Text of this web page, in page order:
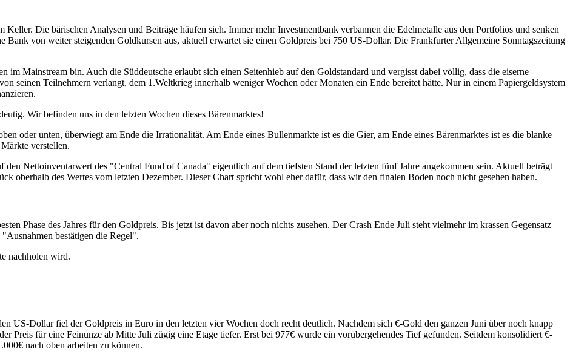
Die bärischen Analysen und Beiträge häufen sich. Immer mehr Investmentbank verbannen die Edelmetalle aus den Portfolios und senken
von weiter steigenden Goldkursen aus, aktuell erwartet sie einen Goldpreis bei 750 US-Dollar. Die Frankfurter Allgemeine Sonntagszeitung
im Mainstream bin. Auch die Süddeutsche erlaubt sich einen Seitenhieb auf den Goldstandard und vergisst dabei völlig, dass die eiserne
seinen Teilnehmern verlangt, dem 1.Weltkrieg innerhalb weniger Wochen oder Monaten ein Ende bereitet hätte. Nur in einem Papiergeldsystem
Wir befinden uns in den letzten Wochen dieses Bärenmarktes!
oder unten, überwiegt am Ende die Irrationalität. Am Ende eines Bullenmarkte ist es die Gier, am Ende eines Bärenmarktes ist es die blanke
verstellen.
den Nettoinventarwert des "Central Fund of Canada" eigentlich auf dem tiefsten Stand der letzten fünf Jahre angekommen sein. Aktuell beträgt
oberhalb des Wertes vom letzten Dezember. Dieser Chart spricht wohl eher dafür, dass wir den finalen Boden noch nicht gesehen haben.
Phase des Jahres für den Goldpreis. Bis jetzt ist davon aber noch nichts zusehen. Der Crash Ende Juli steht vielmehr im krassen Gegensatz
bestätigen die Regel".
nachholen wird.
US-Dollar fiel der Goldpreis in Euro in den letzten vier Wochen doch recht deutlich. Nachdem sich €-Gold den ganzen Juni über noch knapp
Preis für eine Feinunze ab Mitte Juli zügig eine Etage tiefer. Erst bei 977€ wurde ein vorübergehendes Tief gefunden. Seitdem konsolidiert €-
nach oben arbeiten zu können.